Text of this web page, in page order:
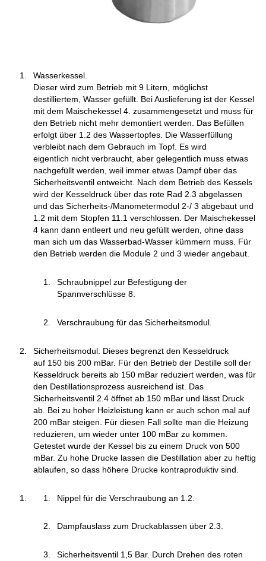
Wasserkessel.
Dieser wird zum Betrieb mit 9 Litern, möglichst
destilliertem, Wasser gefüllt. Bei Auslieferung ist der Kessel
mit dem Maischekessel 4. zusammengesetzt und muss für
den Betrieb nicht mehr demontiert werden. Das Befüllen
erfolgt über 1.2 des Wassertopfes. Die Wasserfüllung
verbleibt nach dem Gebrauch im Topf. Es wird
eigentlich nicht verbraucht, aber gelegentlich muss etwas
nachgefüllt werden, weil immer etwas Dampf über das
Sicherheitsventil entweicht. Nach dem Betrieb des Kessels
wird der Kesseldruck über das rote Rad 2.3 abgelassen
und das Sicherheits-/Manometermodul 2-/ 3 abgebaut und
1.2 mit dem Stopfen 11.1 verschlossen. Der Maischekessel
4 kann dann entleert und neu gefüllt werden, ohne dass
man sich um das Wasserbad-Wasser kümmern muss. Für
den Betrieb werden die Module 2 und 3 wieder angebaut.
Schraubnippel zur Befestigung der
Spannverschlüsse 8.
Verschraubung für das Sicherheitsmodul.
Sicherheitsmodul. Dieses begrenzt den Kesseldruck
auf 150 bis 200 mBar. Für den Betrieb der Destille soll der
Kesseldruck bereits ab 150 mBar reduziert werden, was für
den Destillationsprozess ausreichend ist. Das
Sicherheitsventil 2.4 öffnet ab 150 mBar und lässt Druck
ab. Bei zu hoher Heizleistung kann er auch schon mal auf
200 mBar steigen. Für diesen Fall sollte man die Heizung
reduzieren, um wieder unter 100 mBar zu kommen.
Getestet wurde der Kessel bis zu einem Druck von 500
mBar. Zu hohe Drucke lassen die Destillation aber zu heftig
ablaufen, so dass höhere Drucke kontraproduktiv sind.
Nippel für die Verschraubung an 1.2.
Dampfauslass zum Druckablassen über 2.3.
Sicherheitsventil 1,5 Bar. Durch Drehen des roten